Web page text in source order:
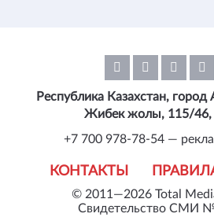
© 2011—2026 Total
Свидетельство СМИ
КОНТАКТЫ
Республика Казахстан,
Жибек жолы, 115/46,
+7 700 978-78-54 —